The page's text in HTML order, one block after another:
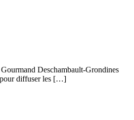
Deschambault-Grondines
pour diffuser les […]